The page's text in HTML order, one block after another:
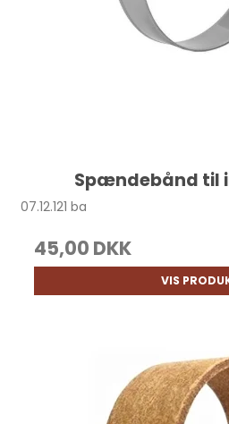
Spændebånd til
07.12.121 ba
45,00 DKK
VIS